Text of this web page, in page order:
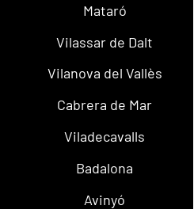
Mataró
Vilassar de Dalt
Vilanova del Vallès
Cabrera de Mar
Viladecavalls
Badalona
Avinyó